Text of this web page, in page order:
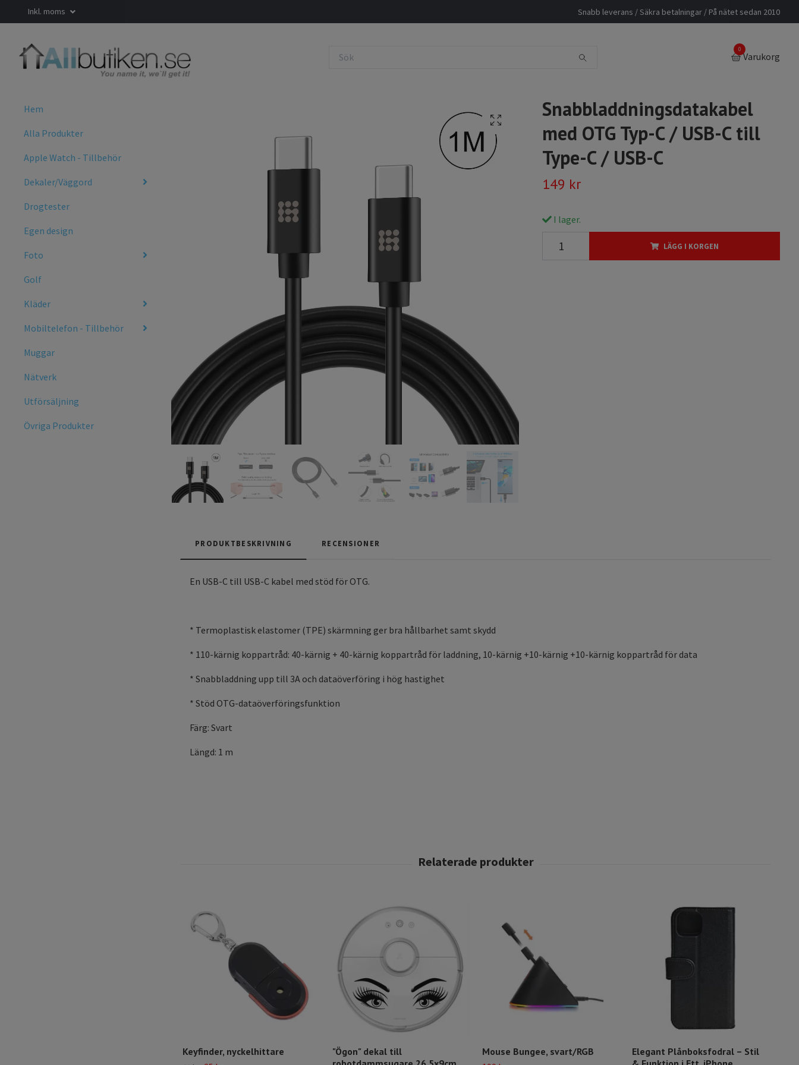
Inkl. moms Snabb leverans / Säkra betalningar / På nätet sedan 2010
0
Varukorg
Hem
Alla Produkter
Apple Watch - Tillbehör
Dekaler/Väggord
Drogtester
Egen design
Foto
Golf
Kläder
Mobiltelefon - Tillbehör
Muggar
Nätverk
Utförsäljning
Övriga Produkter
Snabbladdningsdatakabel
med OTG Typ-C / USB-C till
Type-C / USB-C
149 kr
I lager.
LÄGG I KORGEN
PRODUKTBESKRIVNING RECENSIONER
En USB-C till USB-C kabel med stöd för OTG.
* Termoplastisk elastomer (TPE) skärmning ger bra hållbarhet samt skydd
* 110-kärnig koppartråd: 40-kärnig + 40-kärnig koppartråd för laddning, 10-kärnig +10-kärnig +10-kärnig koppartråd för data
* Snabbladdning upp till 3A och dataöverföring i hög hastighet
* Stöd OTG-dataöverföringsfunktion
Färg: Svart
Längd: 1 m
Keyfinder, nyckelhittare
"Ögon" dekal till
Mouse Bungee, svart/RGB
Elegant Plånboksfodral – Stil